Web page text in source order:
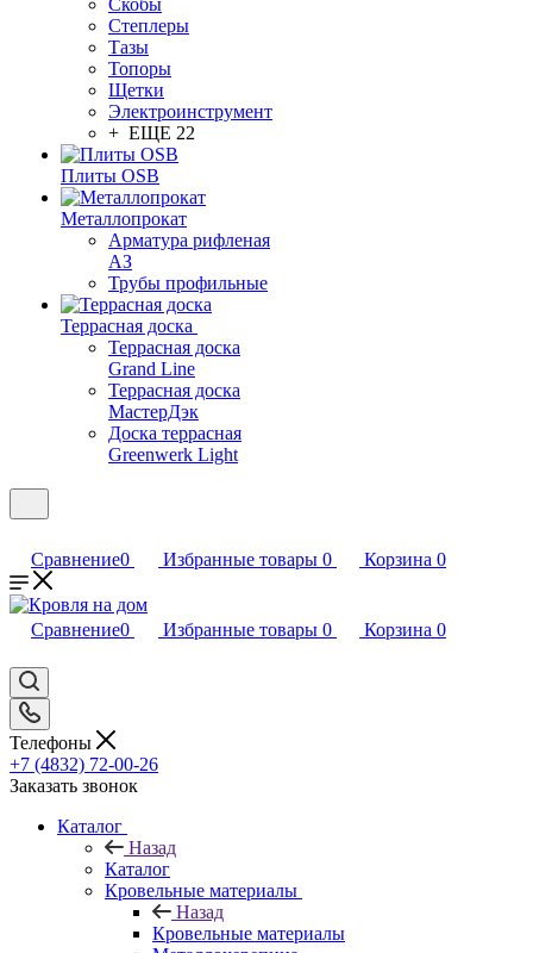
Скобы
Степлеры
Тазы
Топоры
Щетки
Электроинструмент
+ ЕЩЕ 22
Плиты OSB
Металлопрокат
Арматура рифленая
АЗ
Трубы профильные
Террасная доска
Террасная доска
Grand Line
Террасная доска
МастерДэк
Доска террасная
Greenwerk Light
Сравнение0 Избранные товары 0 Корзина 0
Сравнение0 Избранные товары 0 Корзина 0
Телефоны
+7 (4832) 72-00-26
Заказать звонок
Каталог
Назад
Каталог
Кровельные материалы
Назад
Кровельные материалы